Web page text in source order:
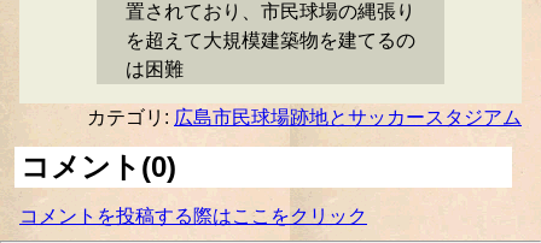
置されており、市民球場の縄張り
を超えて大規模建築物を建てるの
は困難
カテゴリ: 広島市民球場跡地とサッカースタジアム
コメント(0)
コメントを投稿する際はここをクリック